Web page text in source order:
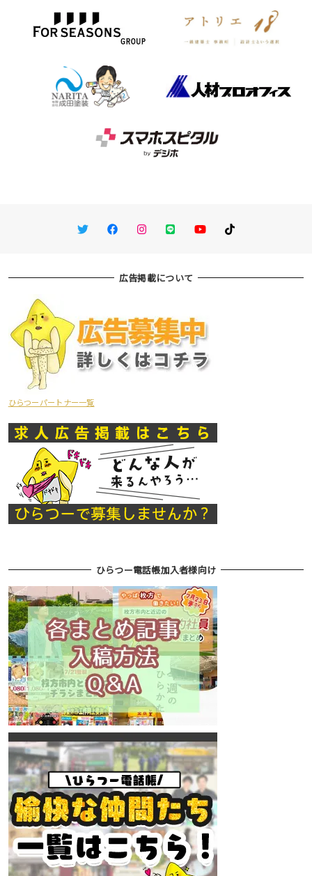
TwitterFacebookInstagram
LINE You TubeTikTok
広告掲載について
ひらつーパートナー一覧
ひらつー電話帳加入者様向け